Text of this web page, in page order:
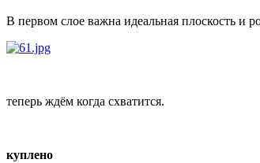
В первом слое важна идеальная плоскость и
теперь ждём когда схватится.
куплено